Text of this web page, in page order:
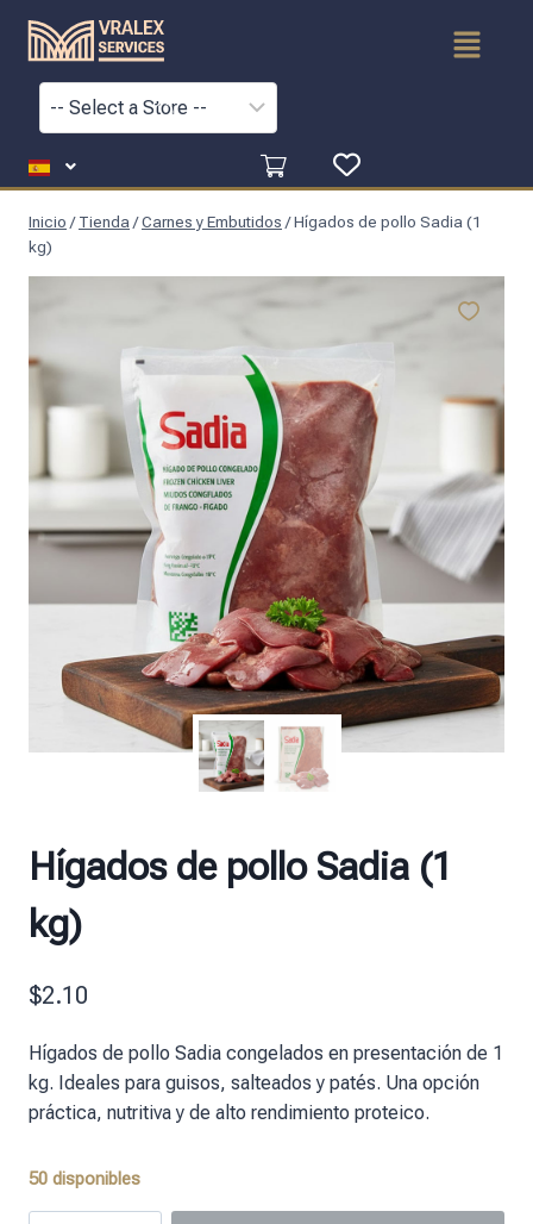
Inicio / Tienda/Carnes y Embutidos /Hígados de pollo Sadia (1
kg)
Hígados de pollo Sadia (1
kg)
$2.10
Hígados de pollo Sadia congelados en presentación de 1
kg. Ideales para guisos, salteados y patés. Una opción
práctica, nutritiva y de alto rendimiento proteico.
50 disponibles